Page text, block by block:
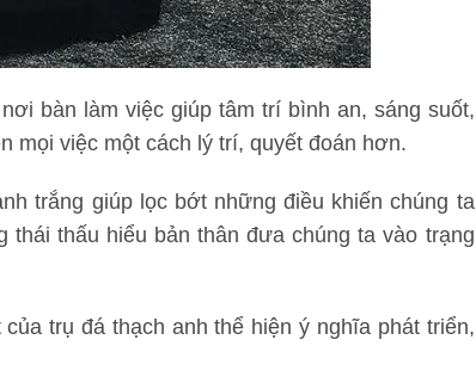
bàn làm việc giúp tâm trí bình an, sáng suốt,
mọi việc một cách lý trí, quyết đoán hơn.
trắng giúp lọc bớt những điều khiến chúng ta
thấu hiểu bản thân đưa chúng ta vào trạng
trụ đá thạch anh thể hiện ý nghĩa phát triển,